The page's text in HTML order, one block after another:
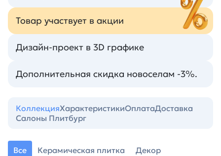
Товар участвует в акции
Дизайн-проект в 3D графике
Дополнительная скидка новоселам -3%.
КоллекцияХарактеристикиОплатаДоставка
Салоны Плитбург
Все Керамическая плитка Декор